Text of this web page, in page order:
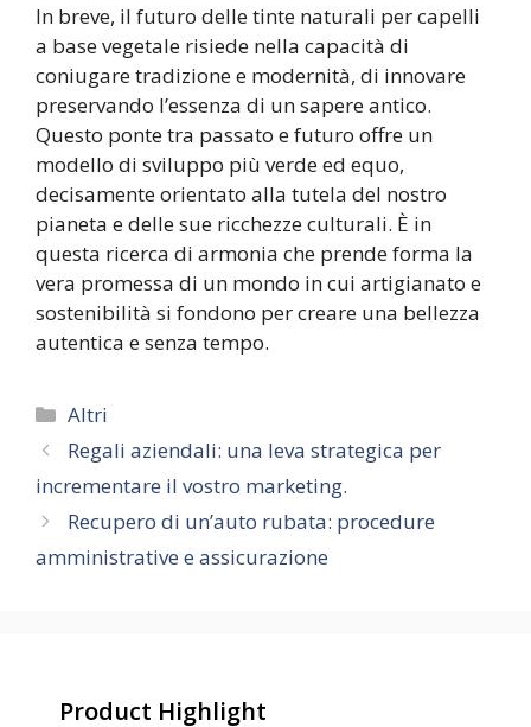
In breve, il futuro delle tinte naturali per capelli
a base vegetale risiede nella capacità di
coniugare tradizione e modernità, di innovare
preservando l’essenza di un sapere antico.
Questo ponte tra passato e futuro offre un
modello di sviluppo più verde ed equo,
decisamente orientato alla tutela del nostro
pianeta e delle sue ricchezze culturali. È in
questa ricerca di armonia che prende forma la
vera promessa di un mondo in cui artigianato e
sostenibilità si fondono per creare una bellezza
autentica e senza tempo.
Categorie
Altri
Regali aziendali: una leva strategica per
incrementare il vostro marketing.
Recupero di un’auto rubata: procedure
amministrative e assicurazione
Product Highlight